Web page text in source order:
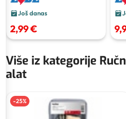
Još danas
2,99 €
Više iz kategorije
alat
-25%